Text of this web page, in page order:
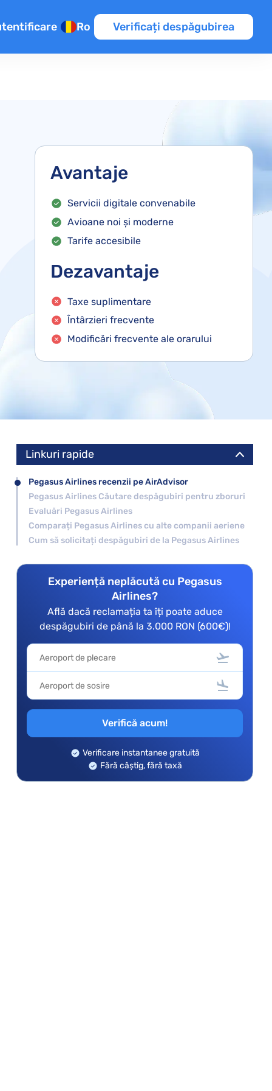
Ro Verificați despăgubirea
Avantaje
Servicii digitale convenabile
Avioane noi și moderne
Tarife accesibile
Dezavantaje
Taxe suplimentare
Întârzieri frecvente
Modificări frecvente ale orarului
Linkuri rapide
Pegasus Airlines recenzii pe AirAdvisor
Pegasus Airlines Căutare despăgubiri pentru zboruri
Evaluări Pegasus Airlines
Comparați Pegasus Airlines cu alte companii aeriene
Cum să solicitați despăgubiri de la Pegasus Airlines
Experiență neplăcută cu Pegasus
Airlines?
Află dacă reclamația ta îți poate aduce
despăgubiri de până la 3.000 RON (600€)!
Verifică acum!
Verificare instantanee gratuită
Fără câștig, fără taxă